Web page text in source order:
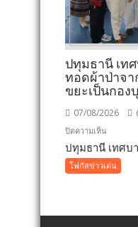
ปทุมธานี เท
ทอดผ้าป่าจา
ขยะเป็นกอง
07/08/2026
ปิดความเห็น
ปทุมธานี
เทศบาล
เมือง
ปทุมธานี เทศบา
โฟกัสข่าวเด่น